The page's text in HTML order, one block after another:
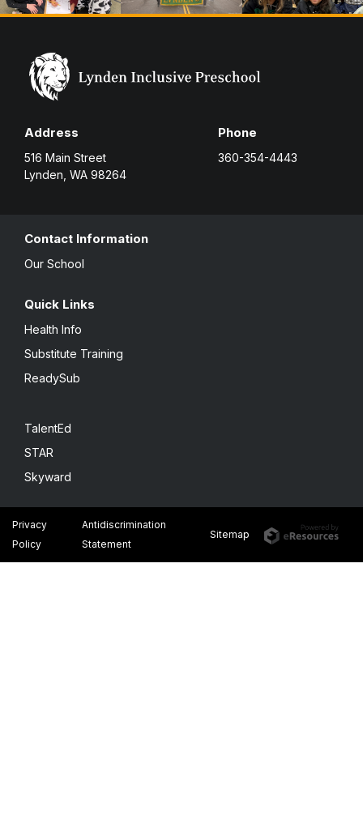
Address
516 Main Street
Lynden, WA 98264
Phone
360-354-4443
Contact Information
Our School
Quick Links
Health Info
Substitute Training
ReadySub
TalentEd
STAR
Skyward
Privacy
Policy
Antidiscrimination
Statement
Sitemap